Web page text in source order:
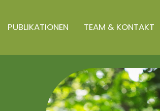
PUBLIKATIONEN TEAM & KONTAKT